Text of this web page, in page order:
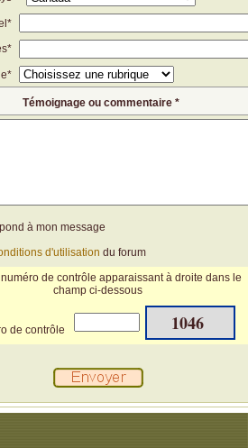
Témoignage ou commentaire *
à mon message
d'utilisation du forum
numéro de contrôle apparaissant à droite dans le
champ ci-dessous
de contrôle 1046